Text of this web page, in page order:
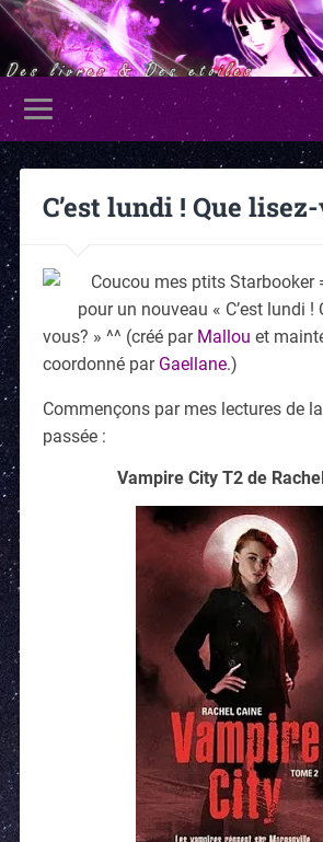
C’est lundi ! Que
Coucou mes ptits Starbooker
pour un nouveau « C’est lundi !
vous? » ^^ (créé par Mallou et
coordonné par Gaellane.)
Commençons par mes lectures de
passée :
Vampire City T2 de